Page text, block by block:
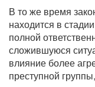
В то же время
находится в
полной
сложившуюся
влияние более
преступной